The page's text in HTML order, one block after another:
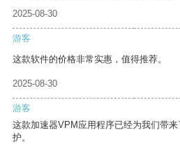
2025-08-30
游客
这款软件的价格非常实惠，值得推荐。
2025-08-30
游客
这款加速器VPM应用程序已经为我们带
护。